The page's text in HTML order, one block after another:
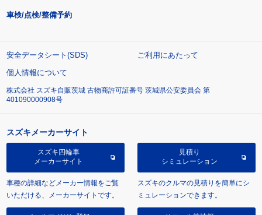
車検/点検/整備予約
安全データシート(SDS)
ご利用にあたって
個人情報について
株式会社 スズキ自販茨城 古物商許可証番号 茨城県公安委員会 第
401090000908号
スズキメーカーサイト
スズキ四輪車
メーカーサイト
車種の詳細などメーカー情報をご覧
いただける、メーカーサイトです。
見積り
シミュレーション
スズキのクルマの見積りを簡単にシ
ミュレーションできます。